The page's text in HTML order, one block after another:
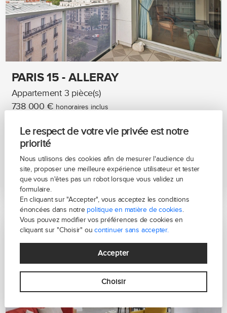
Le respect de votre vie privée est notre
priorité
Nous utilisons des cookies afin de mesurer l'audience du
site, proposer une meilleure expérience utilisateur et tester
que vous n'êtes pas un robot lorsque vous validez un
formulaire.
En cliquant sur "Accepter", vous acceptez les conditions
énoncées dans notre politique en matière de cookies.
Vous pouvez modifier vos préférences de cookies en
cliquant sur "Choisir" oucontinuer sans accepter.
Accepter
Choisir
PARIS 15 - ALLERAY
Appartement 3 pièce(s)
738 000 € honoraires inclus
79m² 2 chambre(s) 1 salle(s) de bain
En voir plus